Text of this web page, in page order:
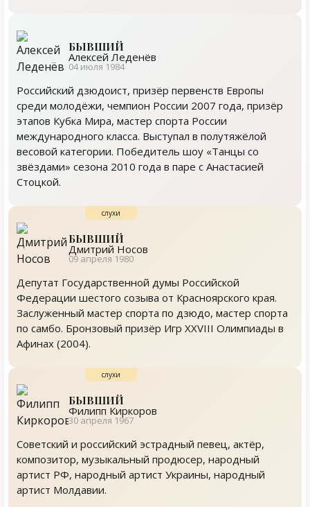
БЫВШИЙ
Алексей Леденёв
04 июля 1984
Российский дзюдоист, призёр первенств Европы
среди молодёжи, чемпион России 2007 года, призёр
этапов Кубка Мира, мастер спорта России
международного класса. Выступал в полутяжёлой
весовой категории. Победитель шоу «Танцы со
звёздами» сезона 2010 года в паре с Анастасией
Стоцкой.
БЫВШИЙ
Дмитрий Носов
09 апреля 1980
Депутат Государственной думы Российской
Федерации шестого созыва от Красноярского края.
Заслуженный мастер спорта по дзюдо, мастер спорта
по самбо. Бронзовый призёр Игр XXVIII Олимпиады в
Афинах (2004).
БЫВШИЙ
Филипп Киркоров
30 апреля 1967
Советский и российский эстрадный певец, актёр,
композитор, музыкальный продюсер, народный
артист РФ, народный артист Украины, народный
артист Молдавии.